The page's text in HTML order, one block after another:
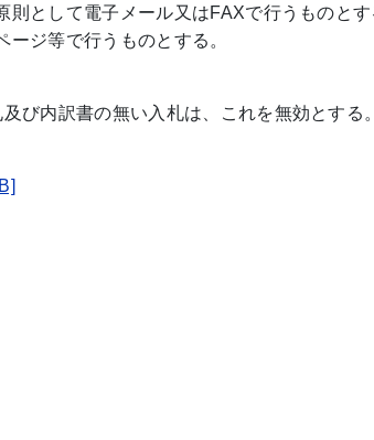
則として電子メール又はFAXで行うものとす
ージ等で行うものとする。
び内訳書の無い入札は、これを無効とする。